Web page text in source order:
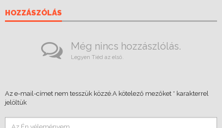
HOZZÁSZÓLÁS
Még nincs hozzászlólás.
Legyen Tiéd az első.
Az e-mail-címet nem tesszük közzé. A kötelező mezőket * karakterrel
jelöltük